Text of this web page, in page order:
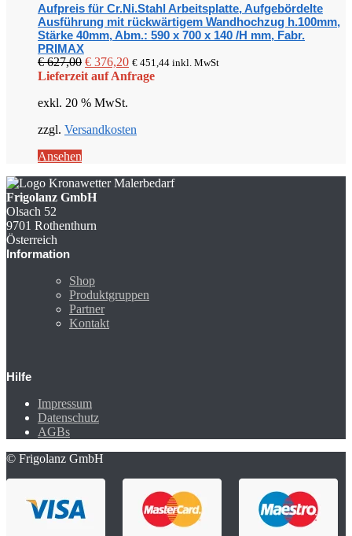
Aufpreis für Cr.Ni.Stahl Arbeitsplatte, Aufgebördelte
Ausführung mit rückwärtigem Wandhochzug h.100mm,
Stärke 40mm, Abm.: 590 x 700 x 140 /H mm, Fabr.
PRIMAX
€627,00 Ursprünglicher
Preis
€ 627,00
€ 376,20Aktueller
Preis
€ 451,44 inkl. MwSt
Lieferzeit auf Anfrage
exkl. 20 % MwSt.
zzgl. Versandkosten
Ansehen
Frigolanz GmbH
Olsach 52
9701 Rothenthurn
Österreich
Information
Shop
Produktgruppen
Partner
Kontakt
Hilfe
Impressum
Datenschutz
AGBs
© Frigolanz GmbH